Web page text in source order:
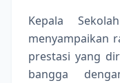
Kepala
menyampaikan
prestasi yang
bangga